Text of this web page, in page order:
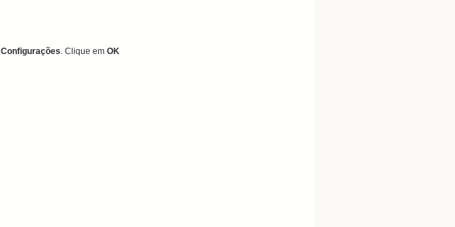
Configurações. Clique em OK